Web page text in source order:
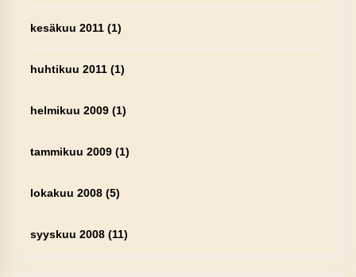
kesäkuu 2011(1)
huhtikuu 2011(1)
helmikuu 2009(1)
tammikuu 2009(1)
lokakuu 2008(5)
syyskuu 2008(11)